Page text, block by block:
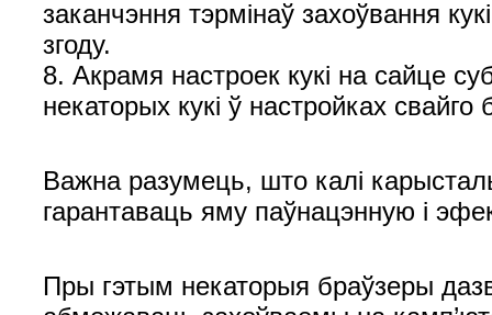
заканчэння тэрмінаў захоўвання
згоду.
8. Акрамя настроек кукі на сайце
некаторых кукі ў настройках свайго
Важна разумець, што калі
гарантаваць яму паўнацэнную і
Пры гэтым некаторыя браўзеры